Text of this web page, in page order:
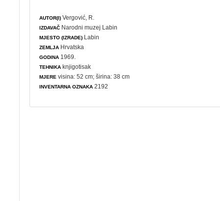
AUTOR(I) Vergović, R.
IZDAVAČ Narodni muzej Labin
MJESTO (IZRADE) Labin
ZEMLJA Hrvatska
GODINA 1969.
TEHNIKA knjigotisak
MJERE visina: 52 cm; širina: 38 cm
INVENTARNA OZNAKA 2192